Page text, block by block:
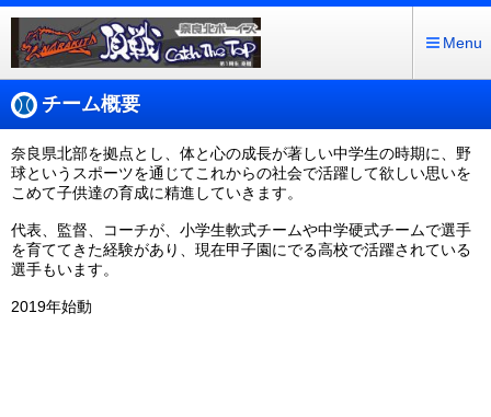
Menu
チーム概要
奈良県北部を拠点とし、体と心の成長が著しい中学生の時期に、野
球というスポーツを通じてこれからの社会で活躍して欲しい思いを
こめて子供達の育成に精進していきます。
代表、監督、コーチが、小学生軟式チームや中学硬式チームで選手
を育ててきた経験があり、現在甲子園にでる高校で活躍されている
選手もいます。
2019年始動